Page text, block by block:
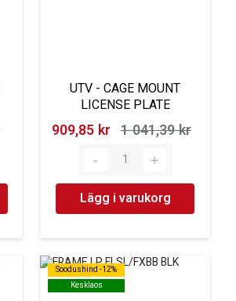
UTV - CAGE MOUNT
LICENSE PLATE
909,85 kr‎ 1 041,39 kr‎
Lägg i varukorg
Soodushind -12%
Kesklaos
Soodushind -12%
Kesklaos